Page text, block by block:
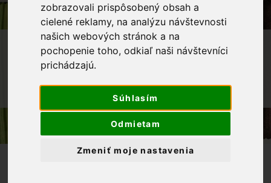
zobrazovali prispôsobený obsah a
cielené reklamy, na analýzu návštevnosti
našich webových stránok a na
pochopenie toho, odkiaľ naši návštevníci
prichádzajú.
Súhlasím
Odmietam
Zmeniť moje nastavenia
OBCHOD BYTOVÝ TEXTIL A DEKORÁCIE
OBRUSY NA STOLY
GOBELÍNOVÝ BEHÚŇ NA STÔL
CHENILLE 40X100 CM